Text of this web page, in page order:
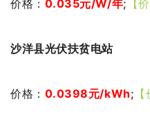
价格： 0.035元/W/年; 【
沙洋县光伏扶贫电站
价格： 0.0398元/kWh;